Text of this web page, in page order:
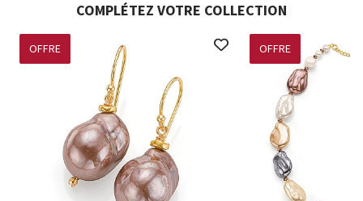
COMPLÉTEZ VOTRE COLLECTION
OFFRE OFFRE